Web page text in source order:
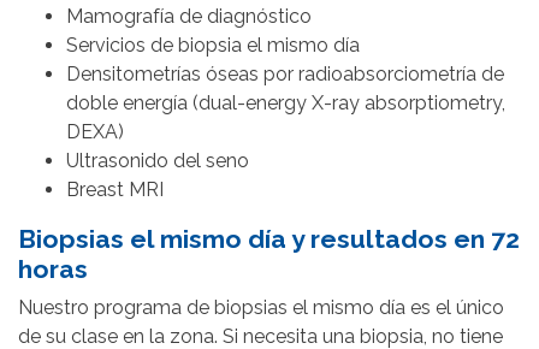
Mamografía de diagnóstico
Servicios de biopsia el mismo día
Densitometrías óseas por radioabsorciometría de
doble energía (dual-energy X-ray absorptiometry,
DEXA)
Ultrasonido del seno
Breast MRI
Biopsias el mismo día y resultados en 72
horas
Nuestro programa de biopsias el mismo día es el único
de su clase en la zona. Si necesita una biopsia, no tiene